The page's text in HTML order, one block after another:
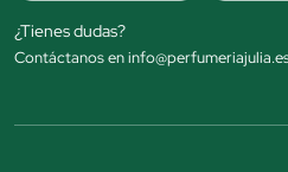
¿Tienes dudas?
Contáctanos en